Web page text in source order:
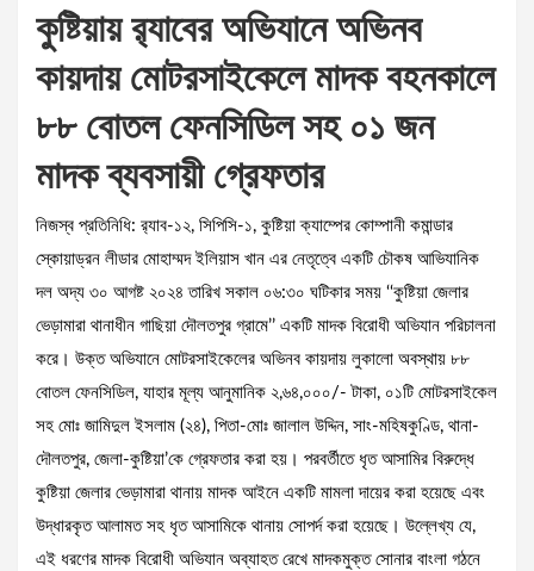
কুষ্টিয়ায় র‌্যাবের অভিযানে অভিনব
কায়দায় মোটরসাইকেলে মাদক বহনকালে
৮৮ বোতল ফেনসিডিল সহ ০১ জন
মাদক ব্যবসায়ী গ্রেফতার
নিজস্ব প্রতিনিধি: র‌্যাব-১২, সিপিসি-১, কুষ্টিয়া ক্যাম্পের কোম্পানী কমান্ডার
স্কোয়াড্রন লীডার মোহাম্মদ ইলিয়াস খান এর নেতৃত্বে একটি চৌকষ আভিযানিক
দল অদ্য ৩০ আগষ্ট ২০২৪ তারিখ সকাল ০৬:৩০ ঘটিকার সময় ‘‘কুষ্টিয়া জেলার
ভেড়ামারা থানাধীন গাছিয়া দৌলতপুর গ্রামে’’ একটি মাদক বিরোধী অভিযান পরিচালনা
করে। উক্ত অভিযানে মোটরসাইকেলের অভিনব কায়দায় লুকালো অবস্থায় ৮৮
বোতল ফেনসিডিল, যাহার মূল্য আনুমানিক ২,৬৪,০০০/- টাকা, ০১টি মোটরসাইকেল
সহ মোঃ জামিদুল ইসলাম (২৪), পিতা-মোঃ জালাল উদ্দিন, সাং-মহিষকুণ্ডি, থানা-
দৌলতপুর, জেলা-কুষ্টিয়া’কে গ্রেফতার করা হয়। পরবর্তীতে ধৃত আসামির বিরুদ্ধে
কুষ্টিয়া জেলার ভেড়ামারা থানায় মাদক আইনে একটি মামলা দায়ের করা হয়েছে এবং
উদ্ধারকৃত আলামত সহ ধৃত আসামিকে থানায় সোপর্দ করা হয়েছে। উল্লেখ্য যে,
এই ধরণের মাদক বিরোধী অভিযান অব্যাহত রেখে মাদকমুক্ত সোনার বাংলা গঠনে